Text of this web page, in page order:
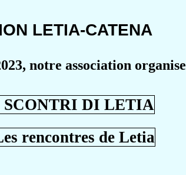
LETIA-CATENA
notre association organise
SCONTRI DI LETIA
rencontres de Letia